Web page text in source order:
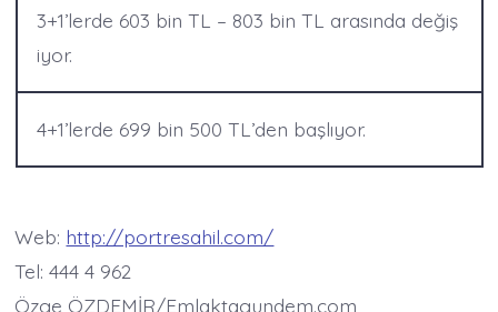
3+1’lerde 603 bin TL – 803 bin TL arasında değiş
iyor.
4+1’lerde 699 bin 500 TL’den başlıyor.
Web: http://portresahil.com/
Tel: 444 4 962
Özge ÖZDEMİR/Emlaktagundem.com